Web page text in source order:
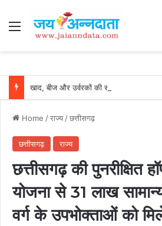
Menu
Home /राज्य/छत्तीसगढ़
छत्तीसगढ़ राज्य
छत्तीसगढ़ की पुनरीक्षित
योजना से 31 लाख
वर्ग के उपभोक्ताओं को